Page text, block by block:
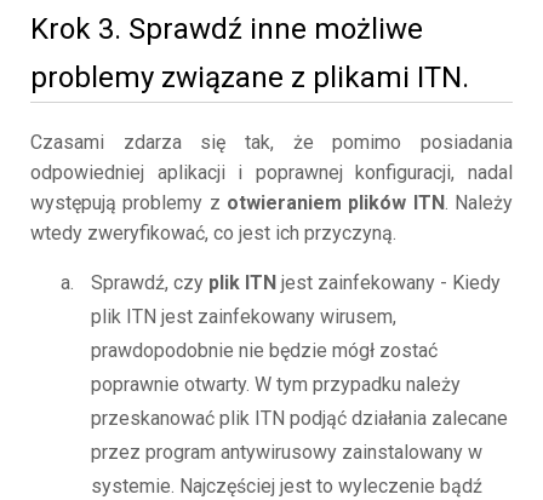
Krok 3. Sprawdź inne możliwe
problemy związane z plikami ITN.
Czasami zdarza się tak, że pomimo posiadania
odpowiedniej aplikacji i poprawnej konfiguracji, nadal
występują problemy z otwieraniem plików ITN. Należy
wtedy zweryfikować, co jest ich przyczyną.
Sprawdź, czy plik ITN jest zainfekowany - Kiedy
plik ITN jest zainfekowany wirusem,
prawdopodobnie nie będzie mógł zostać
poprawnie otwarty. W tym przypadku należy
przeskanować plik ITN podjąć działania zalecane
przez program antywirusowy zainstalowany w
systemie. Najczęściej jest to wyleczenie bądź